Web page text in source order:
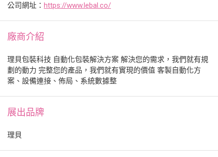
公司網址： https://www.lebal.co/
廠商介紹
理貝包裝科技 自動化包裝解決方案 解決您的需求，我們就有規
劃的動力 完整您的產品，我們就有實現的價值 客製自動化方
案、設備連接、佈局、系統數據整
展出品牌
理貝